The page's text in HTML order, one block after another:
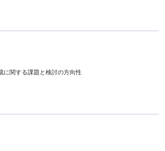
に関する課題と検討の方向性